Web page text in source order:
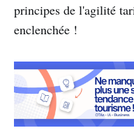
principes de l'agilité
enclenchée !